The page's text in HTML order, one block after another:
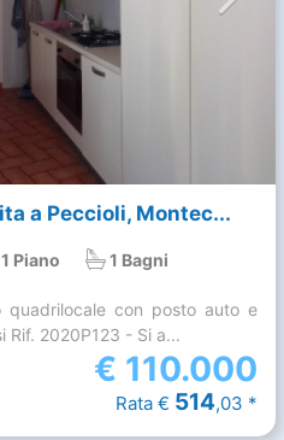
a Peccioli, Montec...
1 Piano 1 Bagni
con posto auto e
Rif. 2020P123 - Si a...
€ 110.000
Rata € 514,03 *